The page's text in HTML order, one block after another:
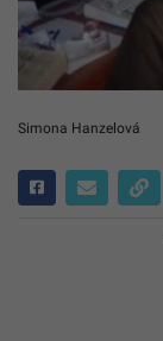
Simona Hanzelová